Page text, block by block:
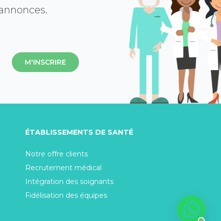
M'INSCRIRE
ÉTABLISSEMENTS DE SANTÉ
Notre offre clients
Recrutement médical
Intégration des soignants
Fidélisation des équipes